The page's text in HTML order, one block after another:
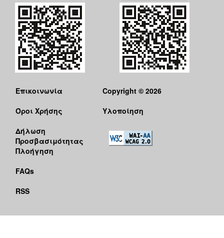
Επικοινωνία
Όροι Χρήσης
Δήλωση
Προσβασιμότητας
Πλοήγηση
FAQs
RSS
Copyright © 2026
Υλοποίηση